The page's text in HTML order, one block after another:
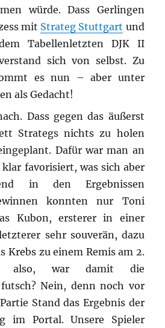
würde. Dass Gerlingen
mit Strateg Stuttgart und
Tabellenletzten DJK II
sich von selbst. Zu
es nun – aber unter
als Gedacht!
Dass gegen das äußerst
Strategs nichts zu holen
Dafür war man an
favorisiert, was sich aber
in den Ergebnissen
konnten nur Toni
Kubon, ersterer in einer
sehr souverän, dazu
Krebs zu einem Remis am 2.
also, war damit die
Nein, denn noch vor
Stand das Ergebnis der
im Portal. Unsere Spieler